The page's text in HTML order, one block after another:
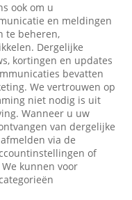
ook om u
en meldingen
te beheren,
Dergelijke
kortingen en updates
bevatten
We vertrouwen op
niet nodig is uit
Wanneer u uw
van dergelijke
via de
of
kunnen voor